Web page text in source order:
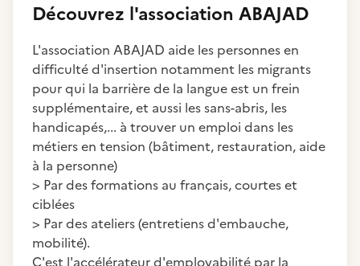
Découvrez l'association ABAJAD
L'association ABAJAD aide les personnes en
difficulté d'insertion notamment les migrants
pour qui la barrière de la langue est un frein
supplémentaire, et aussi les sans-abris, les
handicapés,... à trouver un emploi dans les
métiers en tension (bâtiment, restauration, aide
à la personne)
> Par des formations au français, courtes et
ciblées
> Par des ateliers (entretiens d'embauche,
mobilité).
C'est l'accélérateur d'employabilité par la